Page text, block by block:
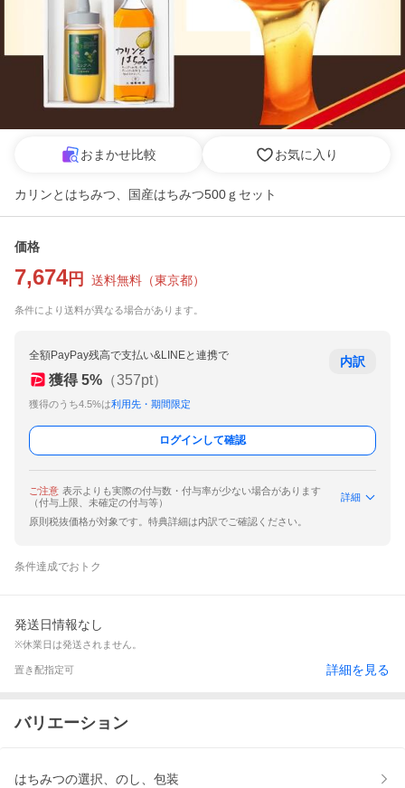
おまかせ比較 お気に入り
カリンとはちみつ、国産はちみつ500ｇセット
価格
7,674円 送料無料 （東京都）
条件により送料が異なる場合があります。
全額PayPay残高で支払い&LINEと連携で
獲得 5% （357pt）
獲得のうち4.5%は利用先・期間限定
内訳
ログインして確認
ご注意 表示よりも実際の付与数・付与率が少ない場合があります
（付与上限、未確定の付与等）
詳細
原則税抜価格が対象です。特典詳細は内訳でご確認ください。
条件達成でおトク
発送日情報なし
※休業日は発送されません。
置き配指定可 詳細を見る
バリエーション
はちみつの選択、のし、包装